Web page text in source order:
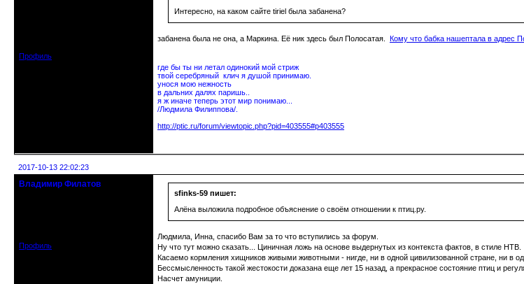
Профиль
Интересно, на каком сайте tiriel была забанена?
забанена была не она, а Маркина. Её ник здесь был Полосатая. Кому что бабка нашептала в адрес
где бы ты ни летал одинокий мой стриж
твой серебряный клич я душой принимаю.
унося мою нежность
в дальних далях паришь..
я ж иначе теперь этот мир понимаю...
/Людмила Филиппова/.
http://ptic.ru/forum/viewtopic.php?pid=403555#p403555
2017-10-13 22:02:23
Владимир Филатов
Профиль
sfinks-59 пишет:
Алёна выложила подробное объяснение о своём отношении к птиц.ру.
Людмила, Инна, спасибо Вам за то что вступились за форум.
Ну что тут можно сказать... Циничная ложь на основе выдернутых из контекста фактов, в стиле НТВ.
Касаемо кормления хищников живыми животными - нигде, ни в одной цивилизованной стране, ни в
Бессмысленность такой жестокости доказана еще лет 15 назад, а прекрасное состояние птиц и
Насчет амуниции.